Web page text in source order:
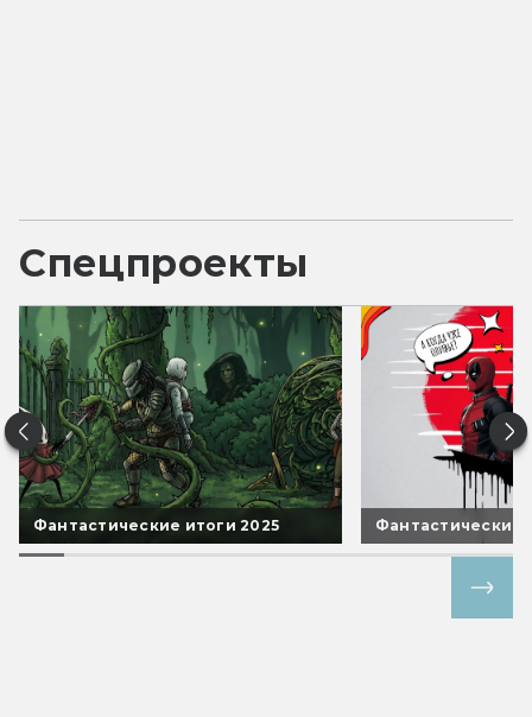
Спецпроекты
Фантастические итоги 2025 Фантастические